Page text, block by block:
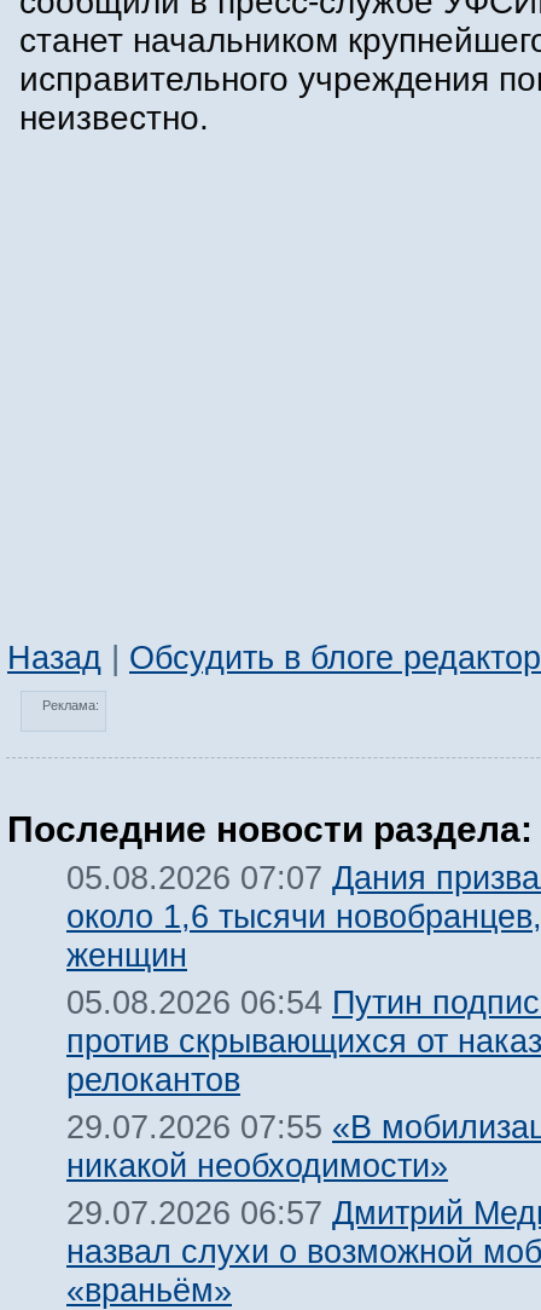
станет начальником
исправительного учреждения
неизвестно.
Назад | Обсудить в блоге
Реклама:
Последние новости раздела:
05.08.2026 07:07 Дания
около 1,6 тысячи
женщин
05.08.2026 06:54 Путин
против скрывающихся от
релокантов
29.07.2026 07:55 «В
никакой необходимости»
29.07.2026 06:57 Дмитрий
назвал слухи о возможной
«враньём»